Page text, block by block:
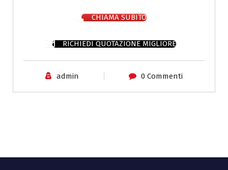
CHIAMA SUBITO
RICHIEDI QUOTAZIONE MIGLIORE
admin 0 Commenti